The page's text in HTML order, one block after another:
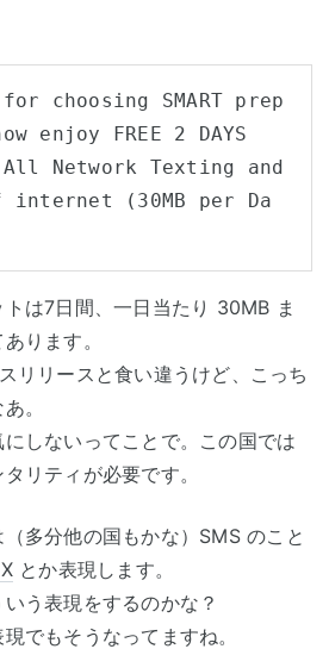
choosing SMART prep
enjoy FREE 2 DAYS
internet (30MB per Da
は7日間、一日当たり 30MB ま
ります。
リリースと食い違うけど、こっち
。
しないってことで。この国では
リティが必要です。
多分他の国もかな）SMS のこと
とか表現します。
う表現をするのかな？
でもそうなってますね。